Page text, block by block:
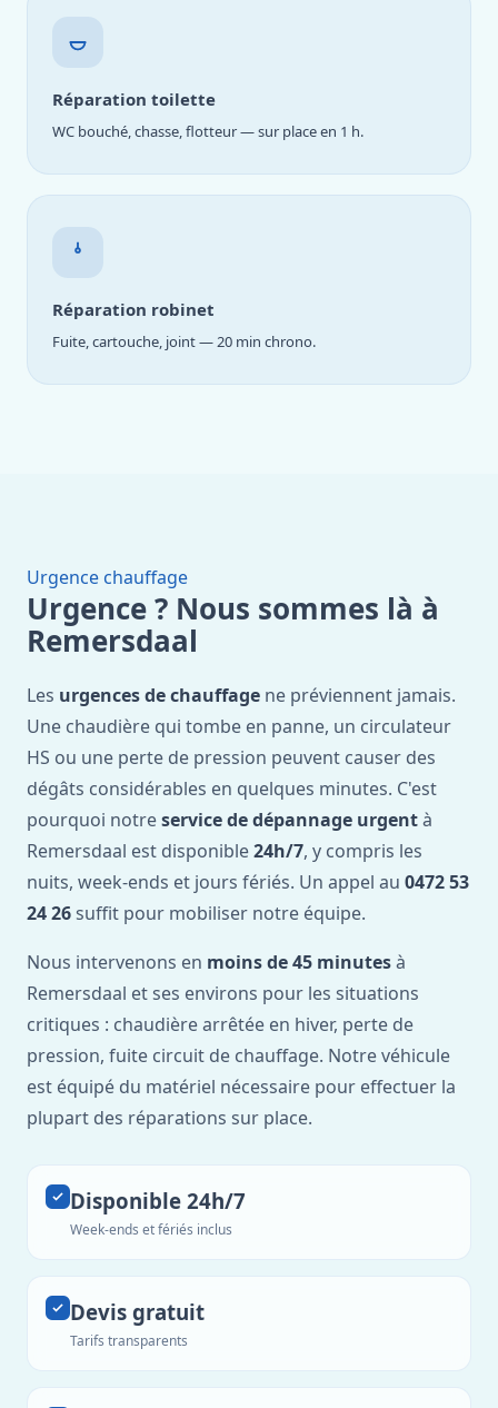
Réparation toilette
WC bouché, chasse, flotteur — sur place en 1 h.
Réparation robinet
Fuite, cartouche, joint — 20 min chrono.
Urgence chauffage
Urgence ? Nous sommes là à
Remersdaal
Les urgences de chauffage ne préviennent jamais.
Une chaudière qui tombe en panne, un circulateur
HS ou une perte de pression peuvent causer des
dégâts considérables en quelques minutes. C'est
pourquoi notreservice de dépannage urgentà
Remersdaal est disponible24h/7, y compris les
nuits, week-ends et jours fériés. Un appel au 0472 53
24 26 suffit pour mobiliser notre équipe.
Nous intervenons en moins de 45 minutesà
Remersdaal et ses environs pour les situations
critiques : chaudière arrêtée en hiver, perte de
pression, fuite circuit de chauffage. Notre véhicule
est équipé du matériel nécessaire pour effectuer la
plupart des réparations sur place.
Disponible 24h/7
Week-ends et fériés inclus
Devis gratuit
Tarifs transparents